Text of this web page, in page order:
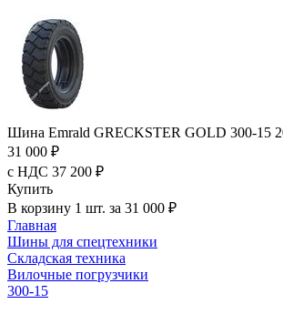
Шина Emrald GRECKSTER GOLD 300-15
31 000 ₽
с НДС 37 200 ₽
Купить
В корзину 1 шт. за 31 000 ₽
Главная
Шины для спецтехники
Складская техника
Вилочные погрузчики
300-15